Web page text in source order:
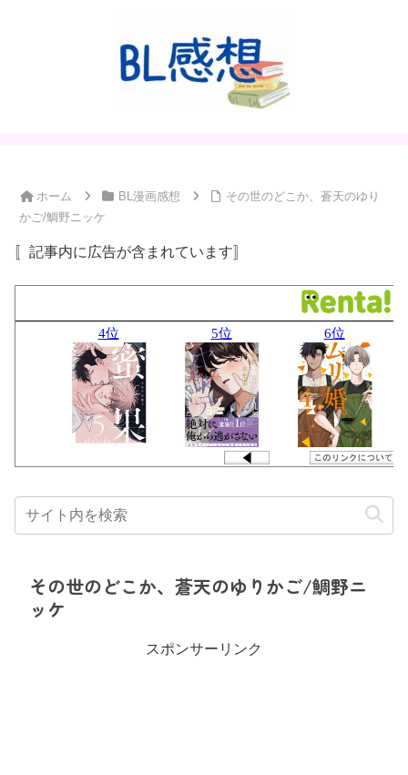
ホーム BL漫画感想
その世のどこか、蒼天のゆり
かご/鯛野ニッケ
〚記事内に広告が含まれています〛
その世のどこか、蒼天のゆりかご/鯛野ニ
ッケ
スポンサーリンク